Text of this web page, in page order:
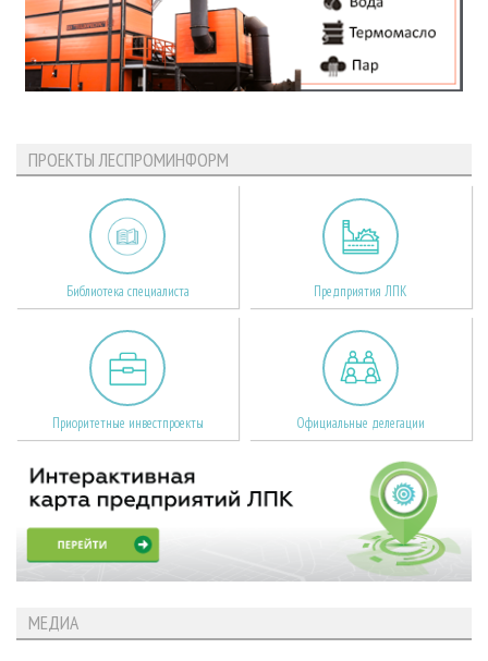
ПРОЕКТЫ ЛЕСПРОМИНФОРМ
Библиотека специалиста Предприятия ЛПК
Приоритетные инвестпроекты Официальные делегации
МЕДИА